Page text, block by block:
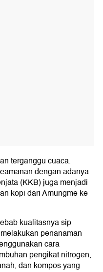
terganggu cuaca.
dengan adanya
(KKB) juga menjadi
kopi dari Amungme ke
kualitasnya sip
penanaman
cara
pengikat nitrogen,
dan kompos yang